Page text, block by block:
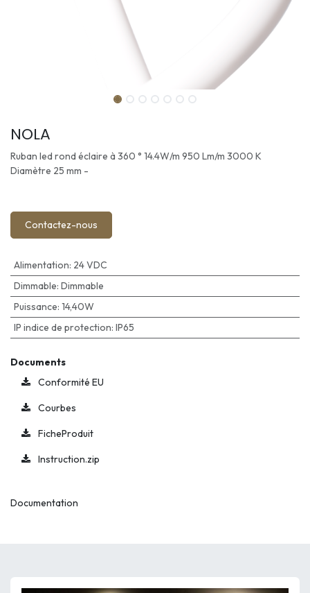
NOLA
Ruban led rond éclaire à 360 ° 14.4W/m 950 Lm/m 3000 K
Diamètre 25 mm -
Contactez-nous
Alimentation: 24 VDC
Dimmable: Dimmable
Puissance: 14,40W
IP indice de protection: IP65
Documents
Conformité EU
Courbes
FicheProduit
Instruction.zip
Documentation